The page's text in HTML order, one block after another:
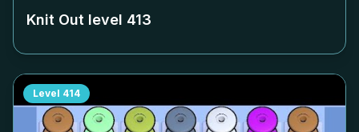
Knit Out level 413
Level 414